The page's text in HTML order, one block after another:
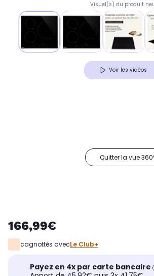
Visuel(s) du produit
Voir les vidéos
Quitter la vue
166,99€
cagnottés avecLe Club+
Payez en 4x par carte bancaire